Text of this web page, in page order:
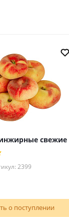
свежие
2399
о поступлении